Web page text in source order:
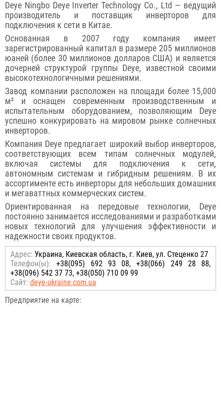
Deye Ningbo Deye Inverter Technology Co., Ltd — ведущий
производитель и поставщик инверторов для
подключения к сети в Китае.
Основанная в 2007 году компания имеет
зарегистрированный капитал в размере 205 миллионов
юаней (более 30 миллионов долларов США) и является
дочерней структурой группы Deye, известной своими
высокотехнологичными решениями.
Завод компании расположен на площади более 15,000
м² и оснащен современным производственным и
испытательным оборудованием, позволяющим Deye
успешно конкурировать на мировом рынке солнечных
инверторов.
Компания Deye предлагает широкий выбор инверторов,
соответствующих всем типам солнечных модулей,
включая системы для подключения к сети,
автономным системам и гибридным решениям. В их
ассортименте есть инверторы для небольших домашних
и мегаваттных коммерческих систем.
Ориентированная на передовые технологии, Deye
постоянно занимается исследованиями и разработками
новых технологий для улучшения эффективности и
надежности своих продуктов.
Адрес: Украина, Киевская область, г. Киев, ул. Стеценко 27
Телефон(ы): +38(095) 692 93 08, +38(066) 249 28 88,
+38(096) 542 37 73, +38(050) 710 09 99
Сайт: deye-ukraine.com.ua
Предприятие на карте: